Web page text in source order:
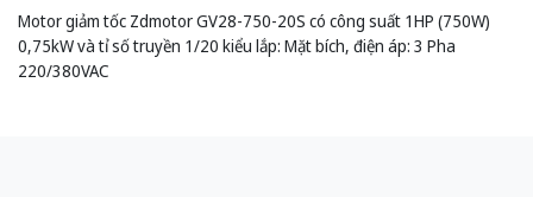
Motor giảm tốc Zdmotor GV28-750-20S có công suất 1HP (750W)
0,75kW và tỉ số truyền 1/20 kiểu lắp: Mặt bích, điện áp: 3 Pha
220/380VAC